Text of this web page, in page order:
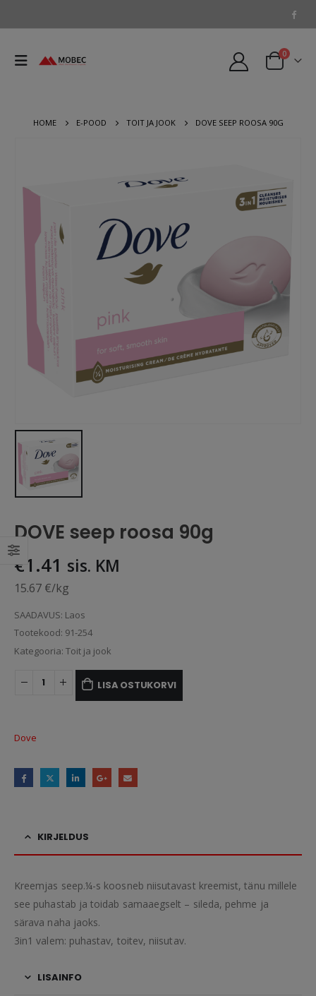
0
HOME E-POOD TOIT JA JOOK DOVE SEEP ROOSA 90G
DOVE seep roosa 90g
€1.41 sis. KM
15.67 €/kg
SAADAVUS: Laos
Tootekood: 91-254
Kategooria: Toit ja jook
LISA OSTUKORVI
Dove
KIRJELDUS
Kreemjas seep.¼-s koosneb niisutavast kreemist, tänu millele
see puhastab ja toidab samaaegselt – sileda, pehme ja
särava naha jaoks.
3in1 valem: puhastav, toitev, niisutav.
LISAINFO